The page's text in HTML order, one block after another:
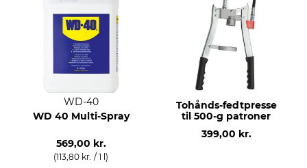
WD-40
WD 40 Multi-Spray
569,00 kr.
(113,80 kr. / 1 l)
Tohånds-fedtpresse
til 500-g patroner
399,00 kr.